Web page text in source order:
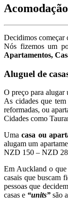
Acomodação
Decidimos começar
Nós fizemos um
Apartamentos,
Aluguel de
O preço para alugar
As cidades que
reformadas, ou
Cidades como
Umacasa ou
alugam um
NZD 150 – NZD
Em Auckland o que
casais que buscam
pessoas que
casas e “units” são